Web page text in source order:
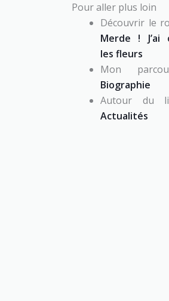
Pour aller plus loin
Découvrir le
Merde ! J’ai
les fleurs
Mon
Biographie
Autour du
Actualités